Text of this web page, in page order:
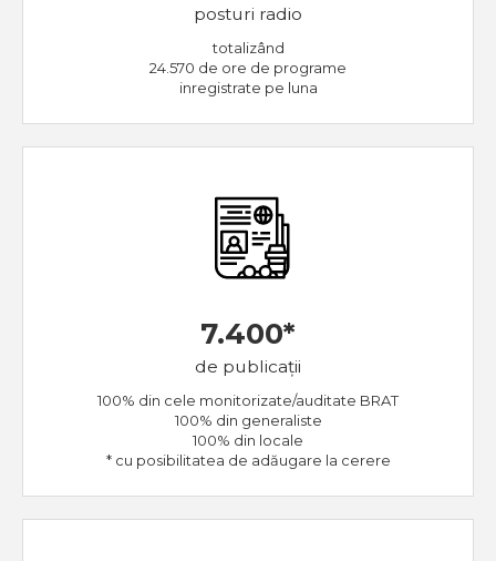
posturi radio
totalizând
24.570 de ore de programe
inregistrate pe luna
7.400*
de publicații
100% din cele monitorizate/auditate BRAT
100% din generaliste
100% din locale
* cu posibilitatea de adăugare la cerere